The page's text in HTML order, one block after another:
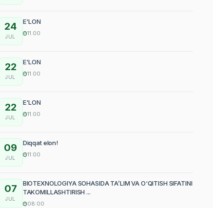
24
JUL
E'LON
11.00
22
JUL
E'LON
11.00
22
JUL
E'LON
11.00
09
JUL
Diqqat elon!
11:00
07
JUL
BIOTEXNOLOGIYA SOHASIDA TA’LIM VA O‘QITISH SIFATINI
TAKOMILLASHTIRISH ...
08:00